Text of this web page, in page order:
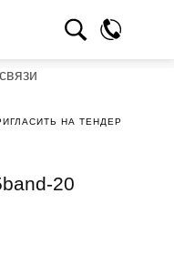
НА ТЕНДЕР
20